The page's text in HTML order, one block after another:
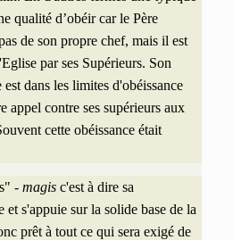
qualité d’obéir car le Père
de son propre chef, mais il est
par ses Supérieurs. Son
dans les limites d'obéissance
appel contre ses supérieurs aux
cette obéissance était
- magis c'est à dire sa
et s'appuie sur la solide base de la
prêt à tout ce qui sera exigé de